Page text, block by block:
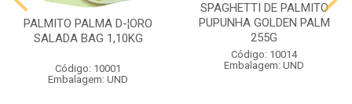
PALMITO PALMA D-¦ORO
SALADA BAG 1,10KG
Código: 10001
Embalagem: UND
SPAGHETTI DE PALMITO
PUPUNHA GOLDEN PALM
255G
Código: 10014
Embalagem: UND